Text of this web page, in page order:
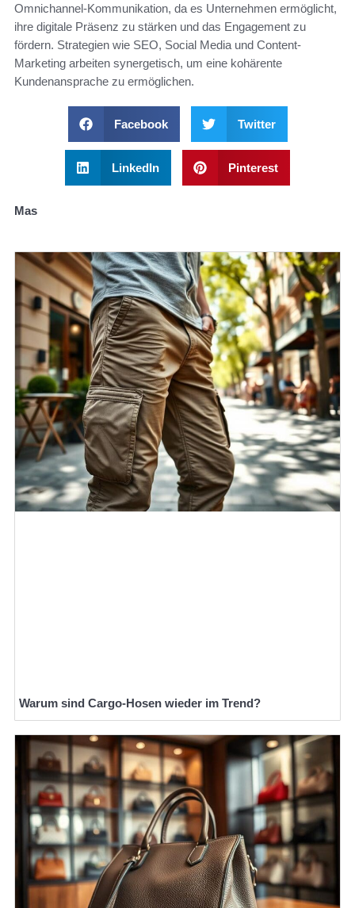
Omnichannel-Kommunikation, da es Unternehmen ermöglicht,
ihre digitale Präsenz zu stärken und das Engagement zu
fördern. Strategien wie SEO, Social Media und Content-
Marketing arbeiten synergetisch, um eine kohärente
Kundenansprache zu ermöglichen.
Facebook Twitter
LinkedIn Pinterest
Mas
Warum sind Cargo-Hosen wieder im Trend?